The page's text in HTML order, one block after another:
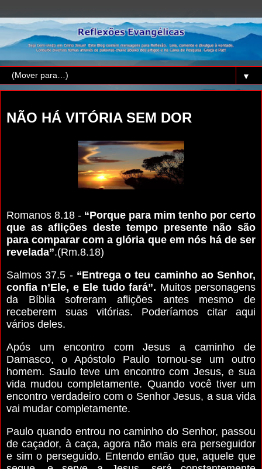
▼
NÃO HÁ VITÓRIA SEM DOR
Romanos 8.18 - “Porque para mim tenho por certo
que as aflições deste tempo presente não são
para comparar com a glória que em nós há de ser
revelada”.(Rm.8.18)
Salmos 37.5 - “Entrega o teu caminho ao Senhor,
confia n’Ele, e Ele tudo fará”. Muitos personagens
da Bíblia sofreram aflições antes mesmo de
receberem suas vitórias. Poderíamos citar aqui
vários deles.
Após um encontro com Jesus a caminho de
Damasco, o Apóstolo Paulo tornou-se um outro
homem. Saulo teve um encontro com Jesus, e sua
vida mudou completamente. Quando você tiver um
encontro verdadeiro com o Senhor Jesus, a sua vida
vai mudar completamente.
Paulo quando entrou no caminho do Senhor, passou
de caçador, à caça, agora não mais era perseguidor
e sim o perseguido. Entendo então que, aquele que